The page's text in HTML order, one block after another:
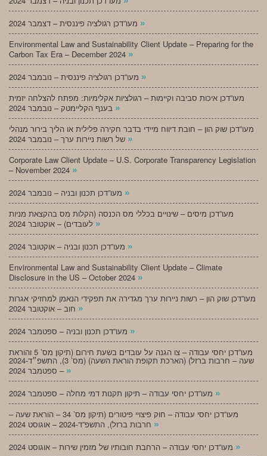
»
Environmental Law and Sustainability Client Update – Preparing for the
Carbon Tax Era – December 2024 »
»
מעו”דכן איכות סביבה וקיימות – רגולציות אקלימיות: מפתח להצלחה יזמית
»
מעו”דכן שוק הון – חובת דיווח מיידי בדבר חקירה פלילית או הליך בירור מנהלי
»
Corporate Law Client Update – U.S. Corporate Transparency Legislation
– November 2024 »
»
מעו”דכן מיסים – שינויים בכללי מס הכנסה (הקלות מס בהקצאת מניות
»
»
Environmental Law and Sustainability Client Update – Climate
Disclosure in the US – October 2024 »
מעו”דכן שוק הון – רשות ניירות ערך מגדירה את תפקידי הנאמן למחזיקי אגרות
»
»
מעו”דכן יחסי עבודה – צו הגנה על עובדים בשעת חירום (תיקון מס’ 5 והוראת
שעה – חרבות ברזל) (הארכת תקופת הוראת השעה) (מס’ 3), התשפ״ד-2024
– ספטמבר 2024 »
»
מעו”דכן יחסי עבודה – חוק פיצויי פיטורים (תיקון מס’ 34 – הוראת שעה –
»
»